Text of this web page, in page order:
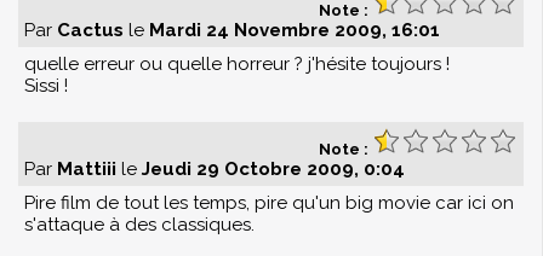
Note :
Par Cactus le Mardi 24 Novembre 2009, 16:01
quelle erreur ou quelle horreur ? j'hésite toujours !
Sissi !
Note :
Par Mattiii le Jeudi 29 Octobre 2009, 0:04
Pire film de tout les temps, pire qu'un big movie car ici on
s'attaque à des classiques.